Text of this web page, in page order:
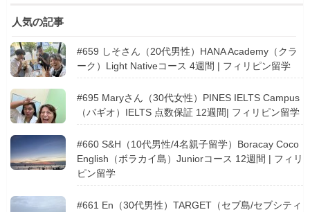
人気の記事
#659 しそさん（20代男性）HANA Academy（クラ
ーク）Light Nativeコース 4週間 | フィリピン留学
#695 Maryさん（30代女性）PINES IELTS Campus
（バギオ）IELTS 点数保証 12週間| フィリピン留学
#660 S&H（10代男性/4名親子留学）Boracay Coco
English（ボラカイ島）Juniorコース 12週間 | フィリ
ピン留学
#661 En（30代男性）TARGET（セブ島/セブシティ